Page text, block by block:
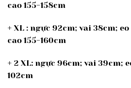
cao 155-158cm
+ XL : ngực 92cm; vai 38cm;
cao 155-160cm
+ 2 XL: ngực 96cm; vai 39cm;
102cm